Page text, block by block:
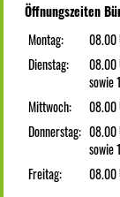
Öffnungszeiten
Montag:
08.00
Dienstag:
08.00
sowie
Mittwoch:
08.00
Donnerstag: 08.00
sowie
Freitag:
08.00